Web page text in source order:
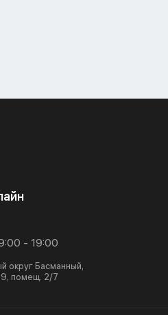
- 19:00
округ Басманный,
9, помещ. 2/7